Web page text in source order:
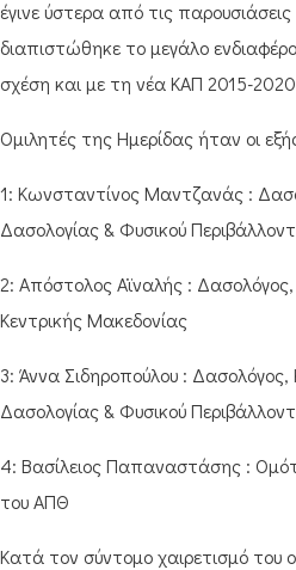
έγινε ύστερα από τις
διαπιστώθηκε το μεγάλο
σχέση και με τη νέα ΚΑΠ 2015-
Ομιλητές της Ημερίδας ήταν οι
1: Κωνσταντίνος Μαντζανάς :
Δασολογίας & Φυσικού
2: Απόστολος Αϊναλής :
Κεντρικής Μακεδονίας
3: Άννα Σιδηροπούλου :
Δασολογίας & Φυσικού
4: Βασίλειος Παπαναστάσης :
του ΑΠΘ
Κατά τον σύντομο χαιρετισμό του